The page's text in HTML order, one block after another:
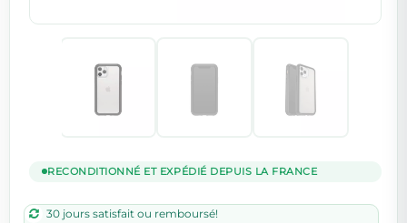
RECONDITIONNÉ ET EXPÉDIÉ DEPUIS LA FRANCE
30 jours satisfait ou remboursé!